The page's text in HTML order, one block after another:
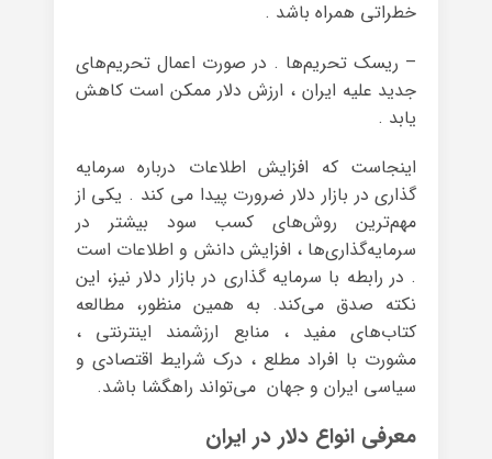
خطراتی همراه باشد .
– ریسک تحریم‌ها . در صورت اعمال تحریم‌های
جدید علیه ایران ، ارزش دلار ممکن است کاهش
یابد .
اینجاست که افزایش اطلاعات درباره سرمایه
گذاری در بازار دلار ضرورت پیدا می کند . یکی از
مهم‌ترین روش‌های کسب سود بیشتر در
سرمایه‌گذاری‌ها ، افزایش دانش و اطلاعات است
. در رابطه با سرمایه گذاری در بازار دلار نیز، این
نکته صدق می‌کند. به همین منظور، مطالعه
کتاب‌های مفید ، منابع ارزشمند اینترنتی ،
مشورت با افراد مطلع ، درک شرایط اقتصادی و
سیاسی ایران و جهان می‌تواند راهگشا باشد.
معرفی انواع دلار در ایران